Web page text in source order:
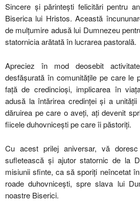
Sincere și părintești felicitări pentru
Biserica lui Hristos. Această
de mulțumire adusă lui Dumnezeu
statornicia arătată în lucrarea pastorală.
Apreciez în mod deosebit
desfășurată în comunitățile pe care le
față de credincioși, implicarea în
adusă la întărirea credinței și a
dăruirea pe care o aveți, ați devenit
fiicele duhovnicești pe care îi păstoriți.
Cu acest prilej aniversar, vă
sufletească și ajutor statornic de la
misiunii sfinte, ca să sporiți neîncetat
roade duhovnicești, spre slava lui
noastre Biserici.